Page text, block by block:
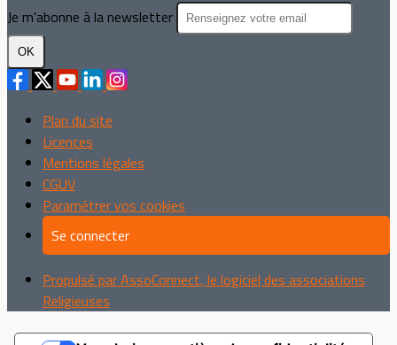
Je m'abonne à la newsletter
OK
Plan du site
Licences
Mentions légales
CGUV
Paramétrer vos cookies
Se connecter
Propulsé par AssoConnect, le logiciel des associations
Religieuses